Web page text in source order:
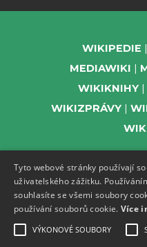
WIKIPEDIE
MEDIAWIKI
WIKIKNIHY
WIKIZPRÁVY
Tyto webové stránky používají
uživatelského zážitku.
souhlasíte se všemi soubory
používání souborů cookie. Více
VÝKONOVÉ SOUBORY